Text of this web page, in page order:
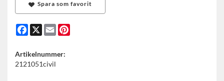
Spara som favorit
Facebook
X Email
Artikelnummer:
2121051civil